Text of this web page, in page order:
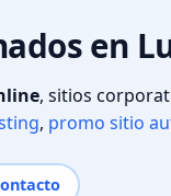
en
, sitios
, promo sitio